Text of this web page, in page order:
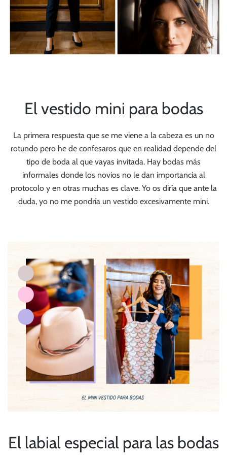
El vestido mini para bodas
La primera respuesta que se me viene a la cabeza es un no
rotundo pero he de confesaros que en realidad depende del
tipo de boda al que vayas invitada. Hay bodas más
informales donde los novios no le dan importancia al
protocolo y en otras muchas es clave. Yo os diría que ante la
duda, yo no me pondría un vestido excesivamente mini.
El labial especial para las bodas